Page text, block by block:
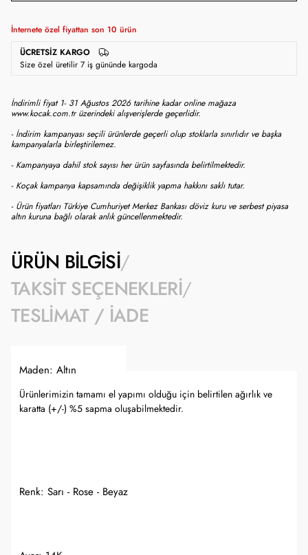
İnternete özel fiyattan son 10 ürün
ÜCRETSIZ KARGO
Size özel üretilir 7 iş gününde kargoda
İndirimli fiyat 1- 31 Ağustos 2026 tarihine kadar online mağaza
www.kocak.com.tr üzerindeki alışverişlerde geçerlidir.
- İndirim kampanyası seçili ürünlerde geçerli olup stoklarla sınırlıdır ve başka
kampanyalarla birleştirilemez.
- Kampanyaya dahil stok sayısı her ürün sayfasında belirtilmektedir.
- Koçak kampanya kapsamında değişiklik yapma hakkını saklı tutar.
- Ürün fiyatları Türkiye Cumhuriyet Merkez Bankası döviz kuru ve serbest piyasa
altın kuruna bağlı olarak anlık güncellenmektedir.
ÜRÜN BILGISI
TAKSIT SEÇENEKLERI
TESLIMAT / İADE
Maden: Altın
Ürünlerimizin tamamı el yapımı olduğu için belirtilen ağırlık ve
karatta (+/-) %5 sapma oluşabilmektedir.
Renk: Sarı - Rose - Beyaz